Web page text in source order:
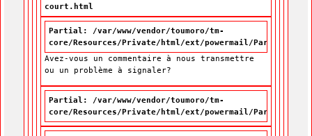
court.html
Partial: /var/www/vendor/toumoro/tm-
core/Resources/Private/html/ext/powermail/Partials/
Avez-vous un commentaire à nous transmettre
ou un problème à signaler?
Partial: /var/www/vendor/toumoro/tm-
core/Resources/Private/html/ext/powermail/Partials/